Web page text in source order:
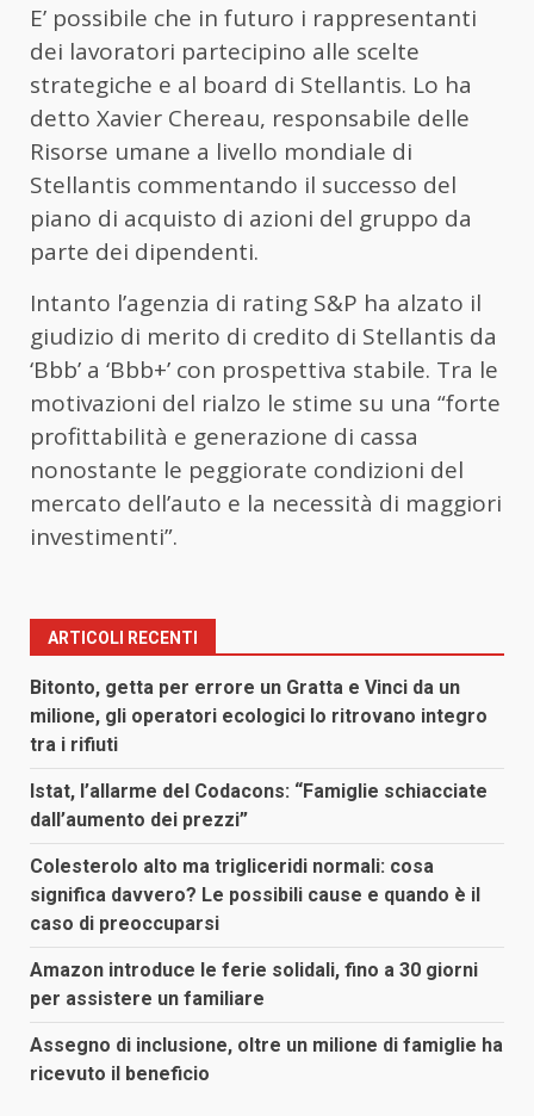
E’ possibile che in futuro i rappresentanti
dei lavoratori partecipino alle scelte
strategiche e al board di Stellantis. Lo ha
detto Xavier Chereau, responsabile delle
Risorse umane a livello mondiale di
Stellantis commentando il successo del
piano di acquisto di azioni del gruppo da
parte dei dipendenti.
Intanto l’agenzia di rating S&P ha alzato il
giudizio di merito di credito di Stellantis da
‘Bbb’ a ‘Bbb+’ con prospettiva stabile. Tra le
motivazioni del rialzo le stime su una “forte
profittabilità e generazione di cassa
nonostante le peggiorate condizioni del
mercato dell’auto e la necessità di maggiori
investimenti”.
ARTICOLI RECENTI
Bitonto, getta per errore un Gratta e Vinci da un
milione, gli operatori ecologici lo ritrovano integro
tra i rifiuti
Istat, l’allarme del Codacons: “Famiglie schiacciate
dall’aumento dei prezzi”
Colesterolo alto ma trigliceridi normali: cosa
significa davvero? Le possibili cause e quando è il
caso di preoccuparsi
Amazon introduce le ferie solidali, fino a 30 giorni
per assistere un familiare
Assegno di inclusione, oltre un milione di famiglie ha
ricevuto il beneficio